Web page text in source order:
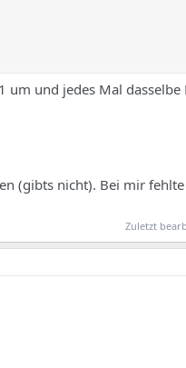
um und jedes Mal dasselbe
(gibts nicht). Bei mir
Zuletzt